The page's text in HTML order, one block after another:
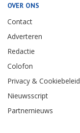
OVER ONS
Contact
Adverteren
Redactie
Colofon
Privacy & Cookiebeleid
Nieuwsscript
Partnernieuws